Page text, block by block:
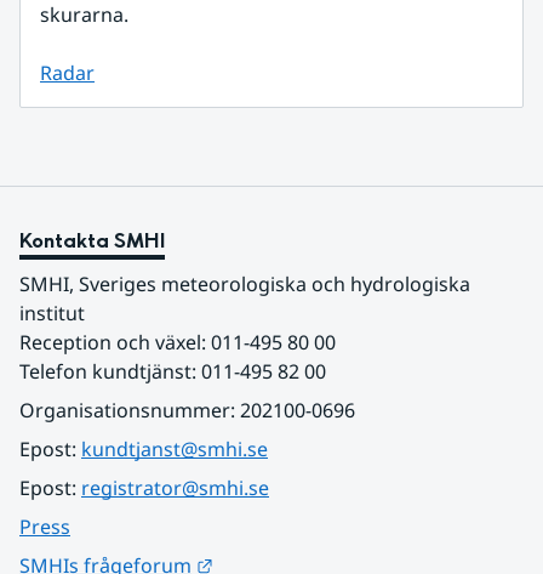
skurarna.
Radar
Kontakta SMHI
SMHI, Sveriges meteorologiska och hydrologiska
institut
Reception och växel: 011-495 80 00
Telefon kundtjänst: 011-495 82 00
Organisationsnummer: 202100-0696
Epost: kundtjanst@smhi.se
Epost: registrator@smhi.se
Press
SMHIs frågeforum